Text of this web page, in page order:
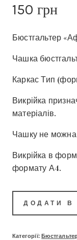
150 грн
Бюстгальтер
Чашка
Каркас Тип
Викрійка
матеріалів.
Чашку не
Викрійка в
формату А4.
ДОДАТИ В
Категорії: